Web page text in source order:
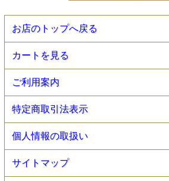
お店のトップへ戻る
カートを見る
ご利用案内
特定商取引法表示
個人情報の取扱い
サイトマップ